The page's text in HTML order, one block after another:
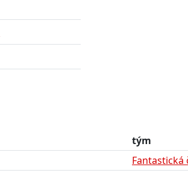
tým
Fantastická